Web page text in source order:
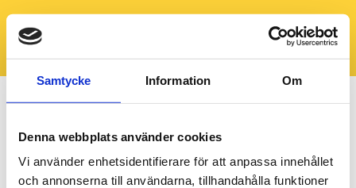
Samtycke Information Om
Denna webbplats använder cookies
Vi använder enhetsidentifierare för att anpassa innehållet
och annonserna till användarna, tillhandahålla funktioner